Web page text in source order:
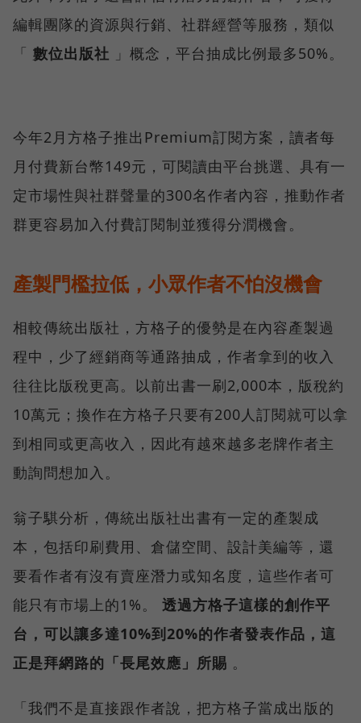
編輯團隊的資源與行銷、社群經營等服務，類似
「 數位出版社 」概念，平台抽成比例最多50%。
今年2月方格子推出Premium訂閱方案，讀者每
月付費新台幣149元，可閱讀由平台挑選、具有一
定市場性與社群聲量的300名作者內容，推動作者
群更容易加入付費訂閱制並獲得分潤機會。
產製門檻拉低，小眾作者不怕沒機會
相較傳統出版社，方格子的優勢是在內容產製過
程中，少了經銷商等通路抽成，作者拿到的收入
往往比版稅更高。以前出書一刷2,000本，版稅約
10萬元；換作在方格子只要有200人訂閱就可以拿
到相同或更高收入，因此有越來越多老牌作者主
動詢問想加入。
翁子騏分析，傳統出版社出書有一定的產製成
本，包括印刷費用、倉儲空間、設計美編等，還
要看作者有沒有賣座潛力或知名度，這些作者可
能只有市場上的1%。 透過方格子這樣的創作平
台，可以讓多達10%到20%的作者發表作品，這
正是拜網路的「長尾效應」所賜 。
「我們不是直接跟作者說，把方格子當成出版的